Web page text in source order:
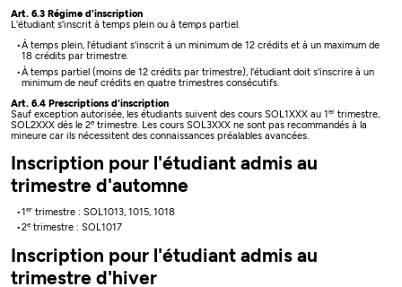
Art. 6.3 Régime d'inscription
L'étudiant s'inscrit à temps plein ou à temps partiel.
À temps plein, l'étudiant s'inscrit à un minimum de 12 crédits et à un maximum de
18 crédits par trimestre.
À temps partiel (moins de 12 crédits par trimestre), l'étudiant doit s'inscrire à un
minimum de neuf crédits en quatre trimestres consécutifs.
Art. 6.4 Prescriptions d'inscription
Sauf exception autorisée, les étudiants suivent des cours SOL1XXX au 1er trimestre,
SOL2XXX dès le 2e trimestre. Les cours SOL3XXX ne sont pas recommandés à la
mineure car ils nécessitent des connaissances préalables avancées.
Inscription pour l'étudiant admis au
trimestre d'automne
1ertrimestre : SOL1013, 1015, 1018
2etrimestre : SOL1017
Inscription pour l'étudiant admis au
trimestre d'hiver